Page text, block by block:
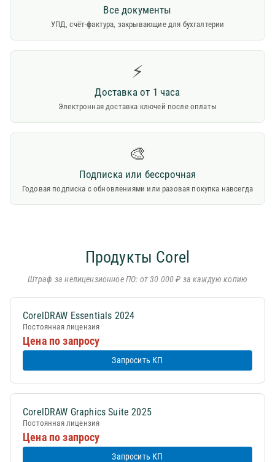
Все документы
УПД, счёт-фактура, закрывающие для бухгалтерии
⚡
Доставка от 1 часа
Электронная доставка ключей после оплаты
🎨
Подписка или бессрочная
Годовая подписка с обновлениями или разовая покупка навсегда
Продукты Corel
Штраф за нелицензионное ПО: от 30 000 ₽ за каждую копию
CorelDRAW Essentials 2024
Постоянная лицензия
Цена по запросу
Запросить КП
CorelDRAW Graphics Suite 2025
Постоянная лицензия
Цена по запросу
Запросить КП